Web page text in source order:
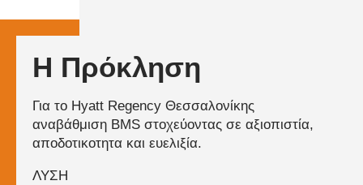
Η Πρόκληση
Για το Hyatt Regency Θεσσαλονίκης
αναβάθμιση BMS στοχεύοντας σε αξιοπιστία,
αποδοτικοτητα και ευελιξία.
ΛΥΣΗ